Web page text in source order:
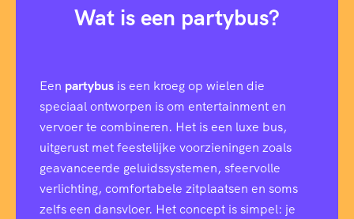
Wat is een partybus?
Een partybus is een kroeg op wielen die
speciaal ontworpen is om entertainment en
vervoer te combineren. Het is een luxe bus,
uitgerust met feestelijke voorzieningen zoals
geavanceerde geluidssystemen, sfeervolle
verlichting, comfortabele zitplaatsen en soms
zelfs een dansvloer. Het concept is simpel: je